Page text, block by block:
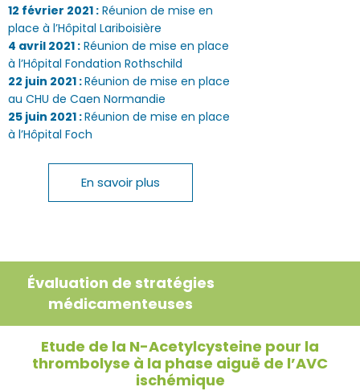
12 février 2021 : Réunion de mise en
place à l’Hôpital Lariboisière
4 avril 2021 : Réunion de mise en place
à l’Hôpital Fondation Rothschild
22 juin 2021 :Réunion de mise en place
au CHU de Caen Normandie
25 juin 2021 :Réunion de mise en place
à l’Hôpital Foch
En savoir plus
Évaluation de stratégies
médicamenteuses
Etude de la N-Acetylcysteine pour la
thrombolyse à la phase aiguë de l’AVC
ischémique